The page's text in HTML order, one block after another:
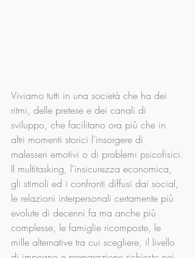
Viviamo tutti in una società che ha dei
ritmi, delle pretese e dei canali di
sviluppo, che facilitano ora più che in
altri momenti storici l’insorgere di
malesseri emotivi o di problemi psicofisici.
Il multitasking, l'insicurezza economica,
gli stimoli ed i confronti diffusi dai social,
le relazioni interpersonali certamente più
evolute di decenni fa ma anche più
complesse, le famiglie ricomposte, le
mille alternative tra cui scegliere, il livello